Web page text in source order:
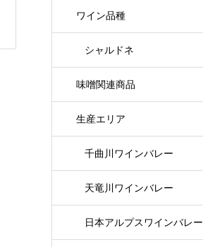
ワイン品種
シャルドネ
味噌関連商品
生産エリア
千曲川ワインバレー
天竜川ワインバレー
日本アルプスワインバレー